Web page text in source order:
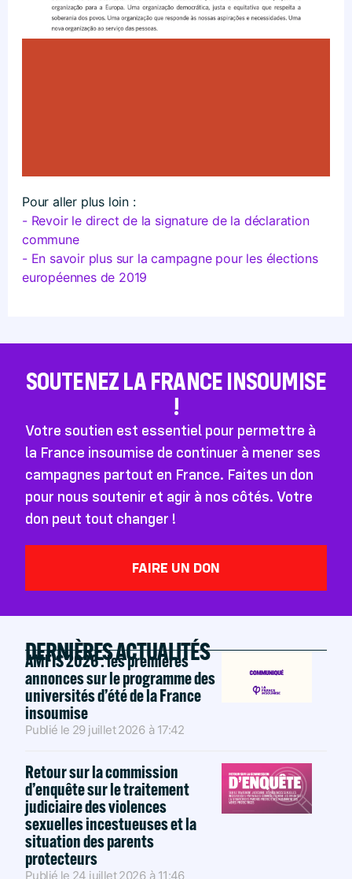
Pour aller plus loin :
- Revoir le direct de la signature de la déclaration
commune
- En savoir plus sur la campagne pour les élections
européennes de 2019
SOUTENEZ LA FRANCE INSOUMISE
!
Votre soutien est essentiel pour permettre à
la France insoumise de continuer à mener ses
campagnes partout en France. Faites un don
pour nous soutenir et agir à nos côtés. Votre
don peut tout changer !
FAIRE UN DON
DERNIÈRES ACTUALITÉS
AMFIS 2026 : les premières
annonces sur le programme des
universités d’été de la France
insoumise
Publié le 29 juillet 2026 à 17:42
Retour sur la commission
d’enquête sur le traitement
judiciaire des violences
sexuelles incestueuses et la
situation des parents
protecteurs
Publié le 24 juillet 2026 à 11:46